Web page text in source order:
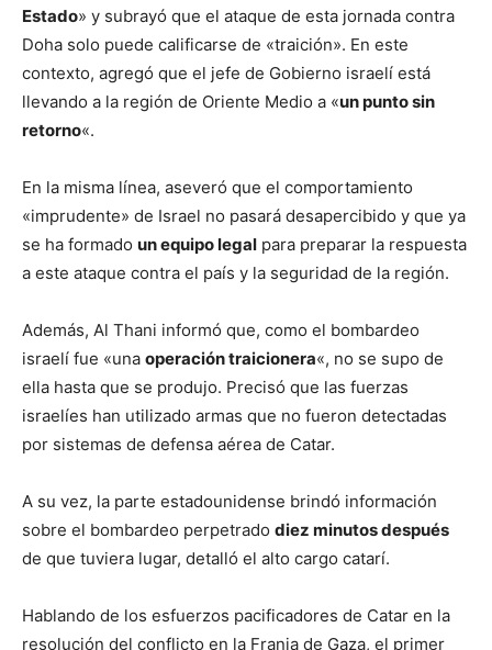
Estado» y subrayó que el ataque de esta jornada contra
Doha solo puede calificarse de «traición». En este
contexto, agregó que el jefe de Gobierno israelí está
llevando a la región de Oriente Medio a «un punto sin
retorno«.
En la misma línea, aseveró que el comportamiento
«imprudente» de Israel no pasará desapercibido y que ya
se ha formado un equipo legal para preparar la respuesta
a este ataque contra el país y la seguridad de la región.
Además, Al Thani informó que, como el bombardeo
israelí fue «una operación traicionera«, no se supo de
ella hasta que se produjo. Precisó que las fuerzas
israelíes han utilizado armas que no fueron detectadas
por sistemas de defensa aérea de Catar.
A su vez, la parte estadounidense brindó información
sobre el bombardeo perpetrado diez minutos después
de que tuviera lugar, detalló el alto cargo catarí.
Hablando de los esfuerzos pacificadores de Catar en la
resolución del conflicto en la Franja de Gaza, el primer